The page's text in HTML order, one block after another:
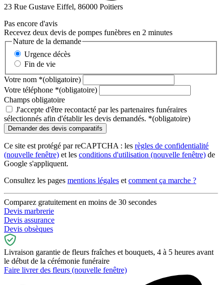
23 Rue Gustave Eiffel, 86000 Poitiers
Pas encore d'avis
Recevez deux devis de pompes funèbres en 2 minutes
Nature de la demande
Urgence décès
Fin de vie
Votre nom *(obligatoire)
Votre téléphone *(obligatoire)
Champs obligatoire
J'accepte d'être recontacté par les partenaires funéraires
sélectionnés afin d'établir les devis demandés. *(obligatoire)
Ce site est protégé par reCAPTCHA : les règles de confidentialité
(nouvelle fenêtre) et les conditions d'utilisation (nouvelle fenêtre) de
Google s'appliquent.
Consultez les pages mentions légales et comment ça marche ?
Comparez gratuitement en moins de 30 secondes
Devis marbrerie
Devis assurance
Devis obsèques
Livraison garantie de fleurs fraîches et bouquets, 4 à 5 heures avant
le début de la cérémonie funéraire
Faire livrer des fleurs (nouvelle fenêtre)